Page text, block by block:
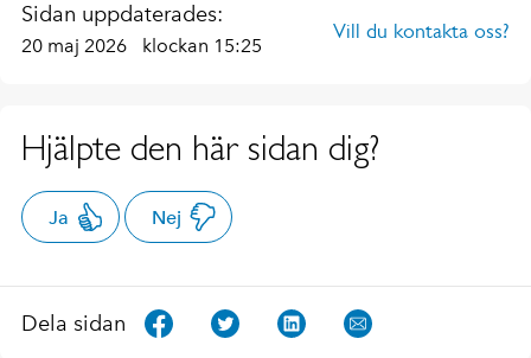
Sidan uppdaterades:
20 maj 2026 klockan 15:25
Vill du kontakta oss?
Hjälpte den här sidan dig?
Ja Nej
Dela sidan